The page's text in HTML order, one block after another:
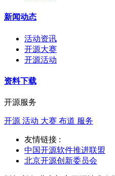
新闻动态
活动资讯
开源大赛
开源活动
资料下载
开源服务
开源 活动 大赛 布道 服务
友情链接 :
中国开源软件推进联盟
北京开源创新委员会